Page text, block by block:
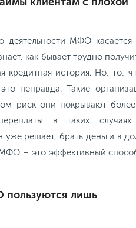
МФО касается
как бывает трудно
кредитная история. Но, то,
неправда. Такие
риск они покрывают
в таких случаях
решает, брать деньги в
– это эффективный
лишь